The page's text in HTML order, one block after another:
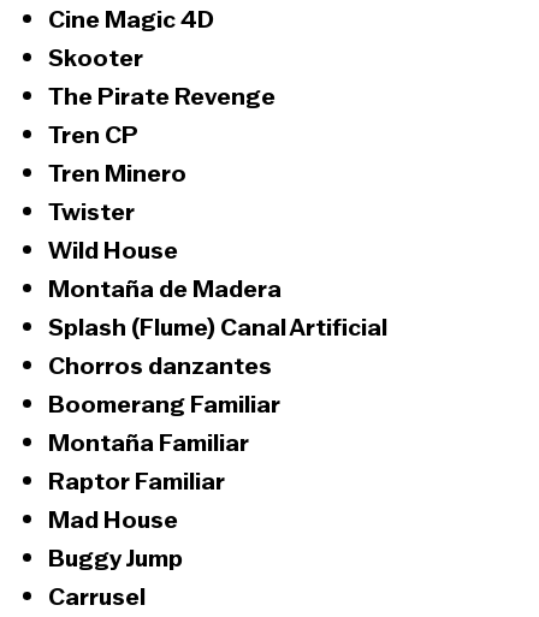
Cine Magic 4D
Skooter
The Pirate Revenge
Tren CP
Tren Minero
Twister
Wild House
Montaña de Madera
Splash (Flume) Canal Artificial
Chorros danzantes
Boomerang Familiar
Montaña Familiar
Raptor Familiar
Mad House
Buggy Jump
Carrusel